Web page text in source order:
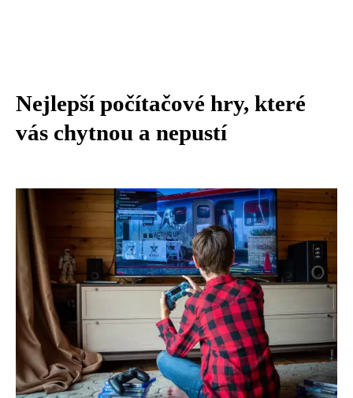
Nejlepší počítačové hry, které
vás chytnou a nepustí